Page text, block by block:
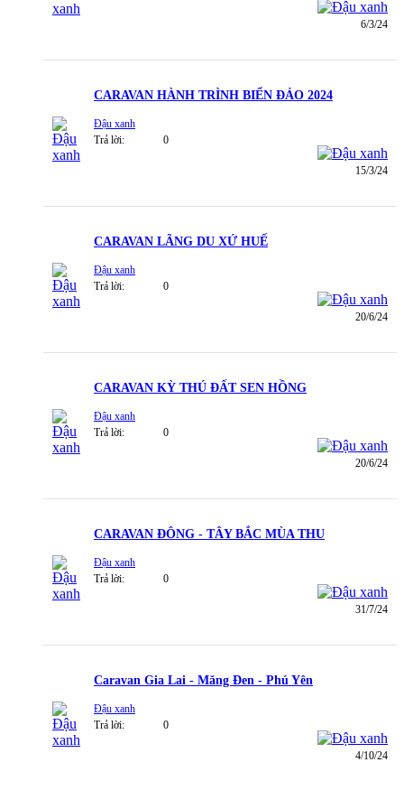
6/3/24
CARAVAN HÀNH TRÌNH BIỂN ĐẢO 2024
Đậu xanh
Trả lời:
0
15/3/24
CARAVAN LÃNG DU XỨ HUẾ
Đậu xanh
Trả lời:
0
20/6/24
CARAVAN KỲ THÚ ĐẤT SEN HỒNG
Đậu xanh
Trả lời:
0
20/6/24
CARAVAN ĐÔNG - TÂY BẮC MÙA THU
Đậu xanh
Trả lời:
0
31/7/24
Caravan Gia Lai - Măng Đen - Phú Yên
Đậu xanh
Trả lời:
0
4/10/24